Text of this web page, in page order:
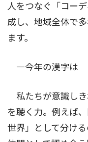
人をつなぐ「コー
成し、地域全体で
ます。
―今年の漢字は
私たちが意識しき
を聴く力。例えば
世界」として分け